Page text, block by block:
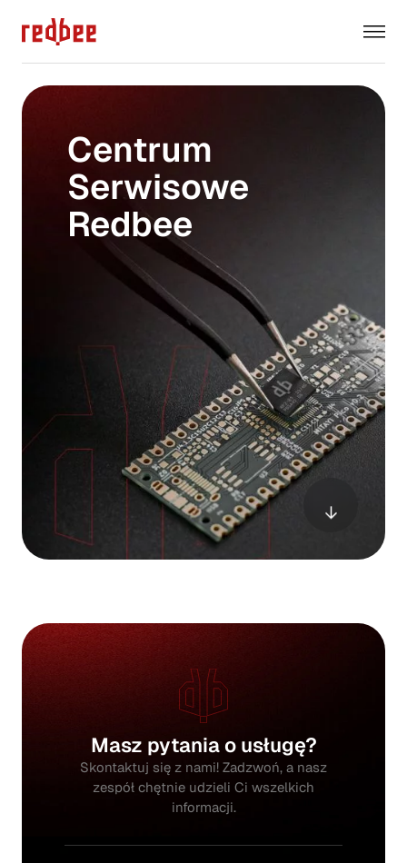
Centrum
Serwisowe
Redbee
Masz pytania o usługę?
Skontaktuj się z nami! Zadzwoń, a nasz
zespół chętnie udzieli Ci wszelkich
informacji.